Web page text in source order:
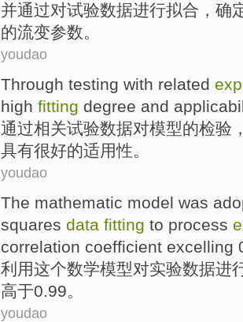
并通过对试验数据进行拟合 ， 确
的流变参数。
youdao
Through testing with related
high fitting degree and
通过相关试验数据对模型的检验
具有很好的适用性。
youdao
The mathematic model was
squares data fitting to process
correlation coefficient excelling
利用这个数学模型对实验数据进
高于0.99。
youdao